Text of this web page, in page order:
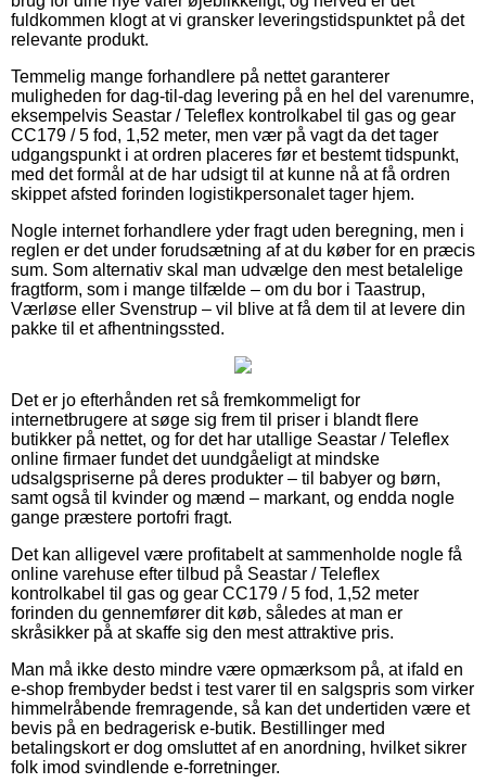
fuldkommen klogt at vi gransker leveringstidspunktet på det
relevante produkt.
Temmelig mange forhandlere på nettet garanterer
muligheden for dag-til-dag levering på en hel del varenumre,
eksempelvis Seastar / Teleflex kontrolkabel til gas og gear
CC179 / 5 fod, 1,52 meter, men vær på vagt da det tager
udgangspunkt i at ordren placeres før et bestemt tidspunkt,
med det formål at de har udsigt til at kunne nå at få ordren
skippet afsted forinden logistikpersonalet tager hjem.
Nogle internet forhandlere yder fragt uden beregning, men i
reglen er det under forudsætning af at du køber for en præcis
sum. Som alternativ skal man udvælge den mest betalelige
fragtform, som i mange tilfælde – om du bor i Taastrup,
Værløse eller Svenstrup – vil blive at få dem til at levere din
pakke til et afhentningssted.
Det er jo efterhånden ret så fremkommeligt for
internetbrugere at søge sig frem til priser i blandt flere
butikker på nettet, og for det har utallige Seastar / Teleflex
online firmaer fundet det uundgåeligt at mindske
udsalgspriserne på deres produkter – til babyer og børn,
samt også til kvinder og mænd – markant, og endda nogle
gange præstere portofri fragt.
Det kan alligevel være profitabelt at sammenholde nogle få
online varehuse efter tilbud på Seastar / Teleflex
kontrolkabel til gas og gear CC179 / 5 fod, 1,52 meter
forinden du gennemfører dit køb, således at man er
skråsikker på at skaffe sig den mest attraktive pris.
Man må ikke desto mindre være opmærksom på, at ifald en
e-shop frembyder bedst i test varer til en salgspris som virker
himmelråbende fremragende, så kan det undertiden være et
bevis på en bedragerisk e-butik. Bestillinger med
betalingskort er dog omsluttet af en anordning, hvilket sikrer
folk imod svindlende e-forretninger.